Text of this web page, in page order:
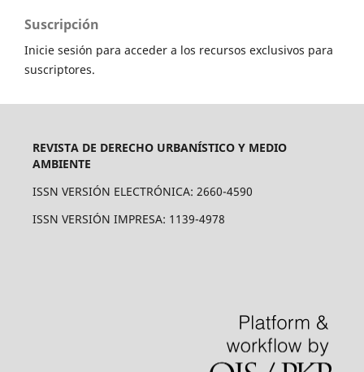
Suscripción
Inicie sesión para acceder a los recursos exclusivos para
suscriptores.
REVISTA DE DERECHO URBANÍSTICO Y MEDIO
AMBIENTE
ISSN VERSIÓN ELECTRÓNICA: 2660-4590
ISSN VERSIÓN IMPRESA: 1139-4978